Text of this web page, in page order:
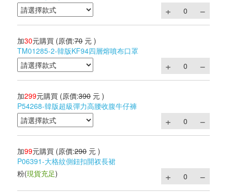
加30元購買 (原價:70 元 )
TM01285-2-韓版KF94四層熔噴布口罩
加299元購買 (原價:390 元 )
P54268-韓版超級彈力高腰收腹牛仔褲
加99元購買 (原價:290 元 )
P06391-大格紋側鈕扣開衩長裙
粉(現貨充足)